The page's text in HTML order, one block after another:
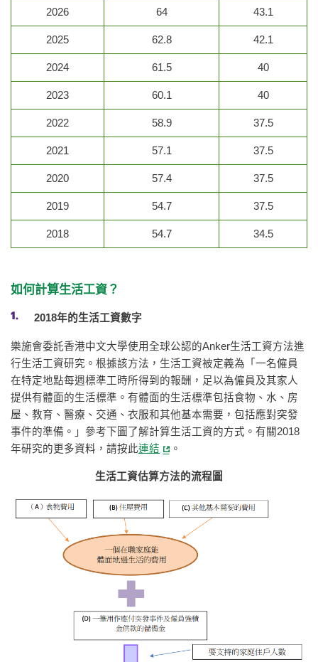
2026 64 43.1
2025 62.8 42.1
2024 61.5 40
2023 60.1 40
2022 58.9 37.5
2021 57.1 37.5
2020 57.4 37.5
2019 54.7 37.5
2018 54.7 34.5
如何計算生活工資？
2018年的生活工資數字
樂施會委託香港中文大學使用全球公認的Anker生活工資方法進
行生活工資研究。根據該方法，生活工資被定義為「一名僱員
在特定地點每週標準工時所得到的報酬，足以為僱員及其家人
提供有體面的生活標準。有體面的生活標準包括食物、水、房
屋、教育、醫療、交通、衣服和其他基本需要，包括應對突發
事件的準備。」參考下圖了解計算生活工資的方式。有關2018
年研究的更多資料，請按此連結 。
生活工資估算方法的流程圖